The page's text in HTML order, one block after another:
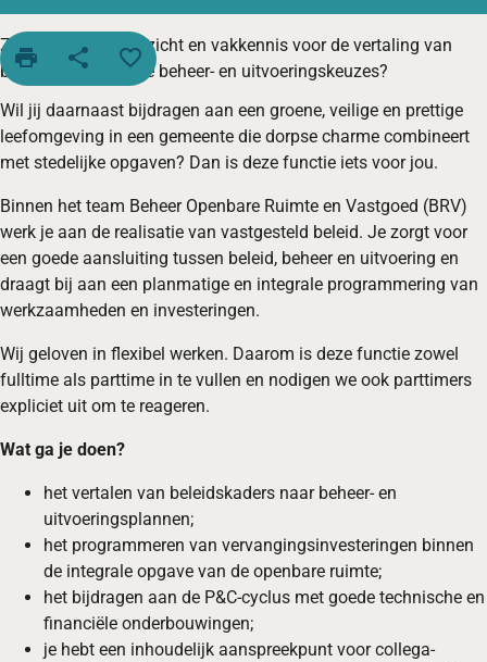
print share favorite_border
Zorg jij met jouw inzicht en vakkennis voor de vertaling van
beleid naar concrete beheer- en uitvoeringskeuzes?
Wil jij daarnaast bijdragen aan een groene, veilige en prettige
leefomgeving in een gemeente die dorpse charme combineert
met stedelijke opgaven? Dan is deze functie iets voor jou.
Binnen het team Beheer Openbare Ruimte en Vastgoed (BRV)
werk je aan de realisatie van vastgesteld beleid. Je zorgt voor
een goede aansluiting tussen beleid, beheer en uitvoering en
draagt bij aan een planmatige en integrale programmering van
werkzaamheden en investeringen.
Wij geloven in flexibel werken. Daarom is deze functie zowel
fulltime als parttime in te vullen en nodigen we ook parttimers
expliciet uit om te reageren.
Wat ga je doen?
het vertalen van beleidskaders naar beheer- en
uitvoeringsplannen;
het programmeren van vervangingsinvesteringen binnen
de integrale opgave van de openbare ruimte;
het bijdragen aan de P&C-cyclus met goede technische en
financiële onderbouwingen;
je hebt een inhoudelijk aanspreekpunt voor collega-